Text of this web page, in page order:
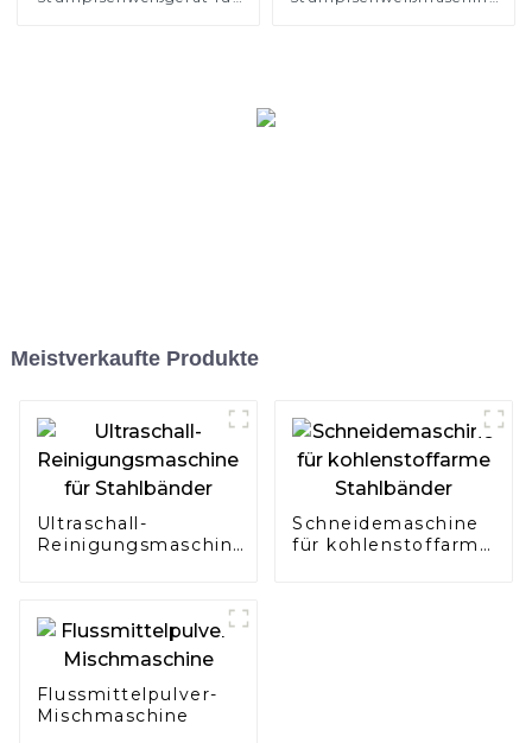
Meistverkaufte Produkte
Ultraschall-
Reinigungsmaschine
Schneidemaschine
für kohlenstoffarme
Flussmittelpulver-
Mischmaschine